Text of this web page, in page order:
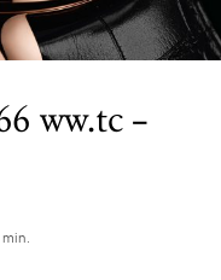
ww.tc –
min.